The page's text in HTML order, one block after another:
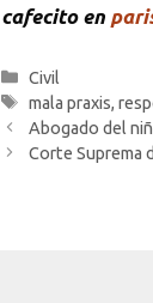
cafecito en
Categorías
Civil
Etiquetas
mala praxis,
Abogado del
Corte Suprema